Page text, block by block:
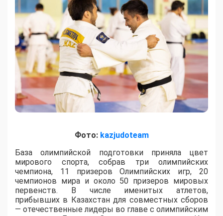
Фото: kazjudoteam
База олимпийской подготовки приняла цвет
мирового спорта, собрав три олимпийских
чемпиона, 11 призеров Олимпийских игр, 20
чемпионов мира и около 50 призеров мировых
первенств. В числе именитых атлетов,
прибывших в Казахстан для совместных сборов
— отечественные лидеры во главе с олимпийским